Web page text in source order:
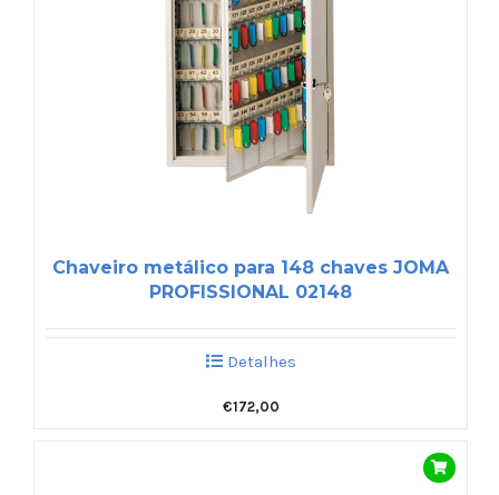
Chaveiro metálico para 148 chaves JOMA
PROFISSIONAL 02148
Detalhes
€172,00